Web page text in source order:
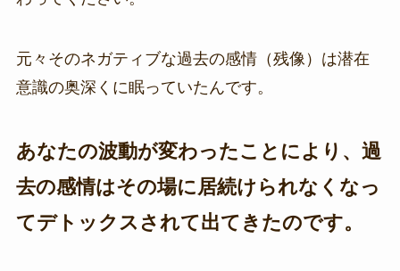
元々そのネガティブな過去の感情（残像）は潜在
意識の奥深くに眠っていたんです。
あなたの波動が変わったことにより、過
去の感情はその場に居続けられなくなっ
てデトックスされて出てきたのです。